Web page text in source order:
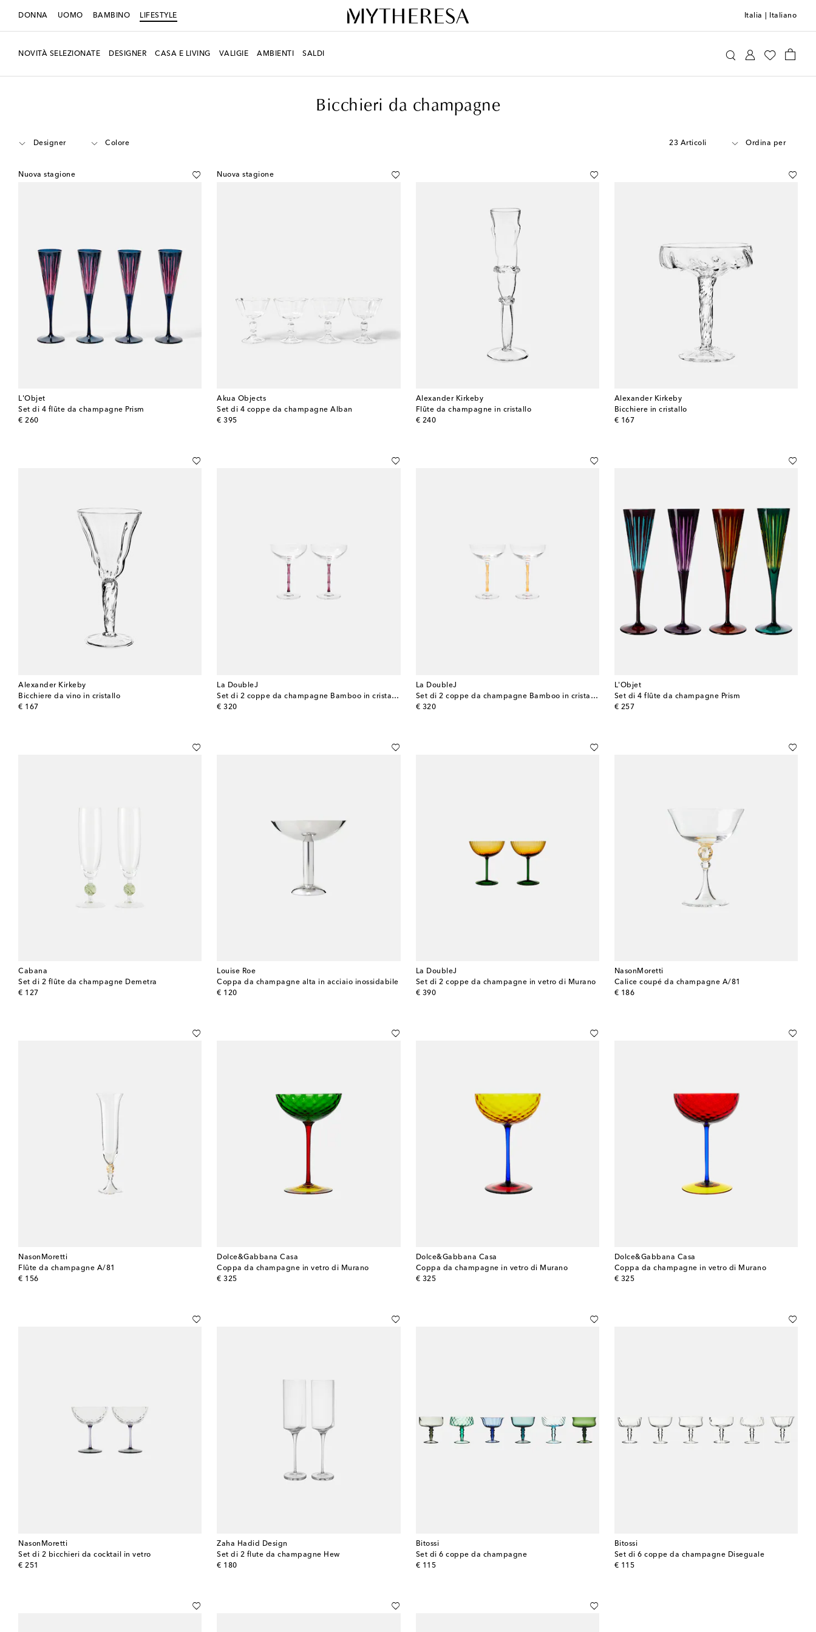
DONNA UOMO BAMBINO LIFESTYLE Italia Italiano
NOVITÀ SELEZIONATE DESIGNER CASA E LIVING VALIGIE AMBIENTI SALDI
Bicchieri da champagne
Designer Colore 23 Articoli Ordina per
Nuova stagione
L'Objet
Set di 4 flûte da champagne Prism
€ 260
original price
Nuova stagione
Akua Objects
Set di 4 coppe da champagne Alban
€ 395
original price
Alexander Kirkeby
Flûte da champagne in cristallo
€ 240
original price
Alexander Kirkeby
Bicchiere in cristallo
€ 167
original price
Alexander Kirkeby
Bicchiere da vino in cristallo
€ 167
original price
La DoubleJ
Set di 2 coppe da champagne Bamboo in cristallo
€ 320
original price
La DoubleJ
Set di 2 coppe da champagne Bamboo in cristallo
€ 320
original price
L'Objet
Set di 4 flûte da champagne Prism
€ 257
original price
Cabana
Set di 2 flûte da champagne Demetra
€ 127
original price
Louise Roe
Coppa da champagne alta in acciaio inossidabile
€ 120
original price
La DoubleJ
Set di 2 coppe da champagne in vetro di Murano
€ 390
original price
NasonMoretti
Calice coupé da champagne A/81
€ 186
original price
NasonMoretti
Flûte da champagne A/81
€ 156
original price
Dolce&Gabbana Casa
Coppa da champagne in vetro di Murano
€ 325
original price
Dolce&Gabbana Casa
Coppa da champagne in vetro di Murano
€ 325
original price
Dolce&Gabbana Casa
Coppa da champagne in vetro di Murano
€ 325
original price
NasonMoretti
Set di 2 bicchieri da cocktail in vetro
€ 251
original price
Zaha Hadid Design
Set di 2 flute da champagne Hew
€ 180
original price
Bitossi
Set di 6 coppe da champagne
€ 115
original price
Bitossi
Set di 6 coppe da champagne Diseguale
€ 115
original price